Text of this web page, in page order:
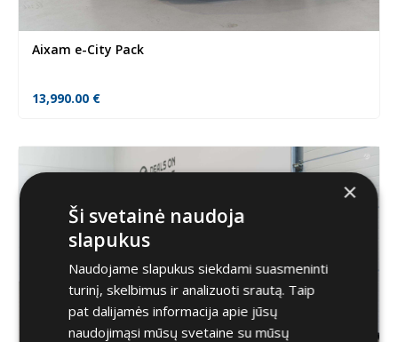
Aixam e-City Pack
13,990.00 €
×
Ši svetainė naudoja
slapukus
Naudojame slapukus siekdami suasmeninti
turinį, skelbimus ir analizuoti srautą. Taip
pat dalijamės informacija apie jūsų
naudojimąsi mūsų svetaine su mūsų